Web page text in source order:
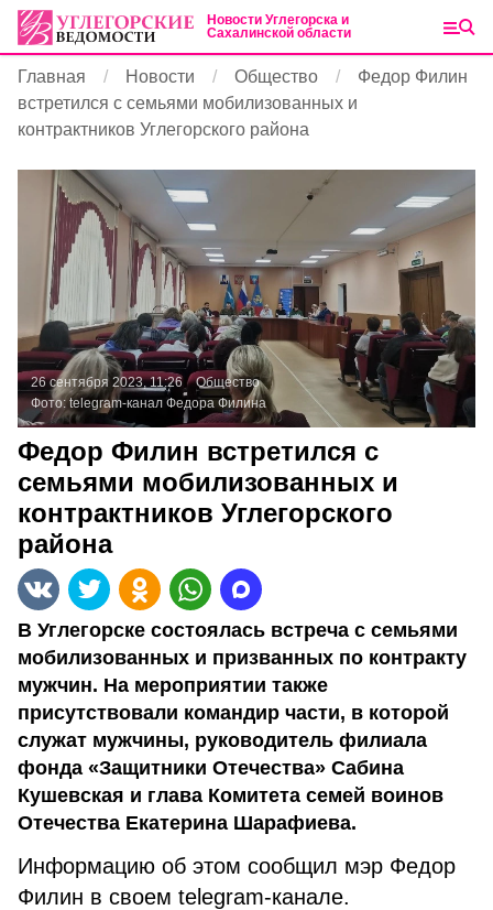
Новости Углегорска и
Сахалинской области
Главная Новости Общество
Федор Филин
встретился с семьями мобилизованных и
контрактников Углегорского района
26 сентября 2023, 11:26
Общество
Фото:telegram-канал Федора Филина
Федор Филин встретился с
семьями мобилизованных и
контрактников Углегорского
района
В Углегорске состоялась встреча с семьями
мобилизованных и призванных по контракту
мужчин. На мероприятии также
присутствовали командир части, в которой
служат мужчины, руководитель филиала
фонда «Защитники Отечества» Сабина
Кушевская и глава Комитета семей воинов
Отечества Екатерина Шарафиева.
Информацию об этом сообщил мэр Федор
Филин в своем telegram-канале.